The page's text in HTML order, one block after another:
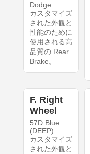
Dodge
カスタマイズ
された外観と
性能のために
使用される高
品質の Rear
Brake。
F. Right
Wheel
57D Blue
(DEEP)
カスタマイズ
された外観と